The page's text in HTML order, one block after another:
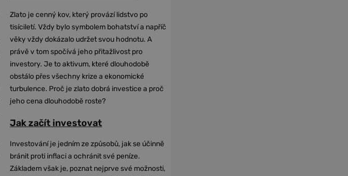
Zlato je cenný kov, který provází lidstvo po
tisíciletí. Vždy bylo symbolem bohatství a napříč
věky vždy dokázalo udržet svou hodnotu. A
právě v tom spočívá jeho přitažlivost pro
investory. Je to aktivum, které dlouhodobě
obstálo přes všechny krize a ekonomické
turbulence. Proč je zlato dobrá investice a proč
jeho cena dlouhodobě roste?
Jak začít investovat
Investování je jedním ze způsobů, jak se účinně
bránit proti inflaci a ochránit své peníze.
Základem však je, poznat nejprve své možnosti,